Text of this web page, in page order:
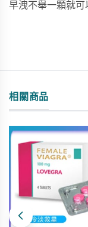
早洩不舉一顆就可
相關商品